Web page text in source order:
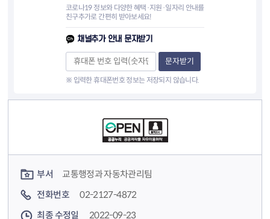
코로나19 정보와 다양한 혜택·지원·일자리 안내를
친구추가로 간편히 받아보세요!
채널추가 안내 문자받기
문자받기
※ 입력한 휴대폰번호 정보는 저장되지 않습니다.
부서
교통행정과 자동차관리팀
전화번호
02-2127-4872
최종 수정일
2022-09-23